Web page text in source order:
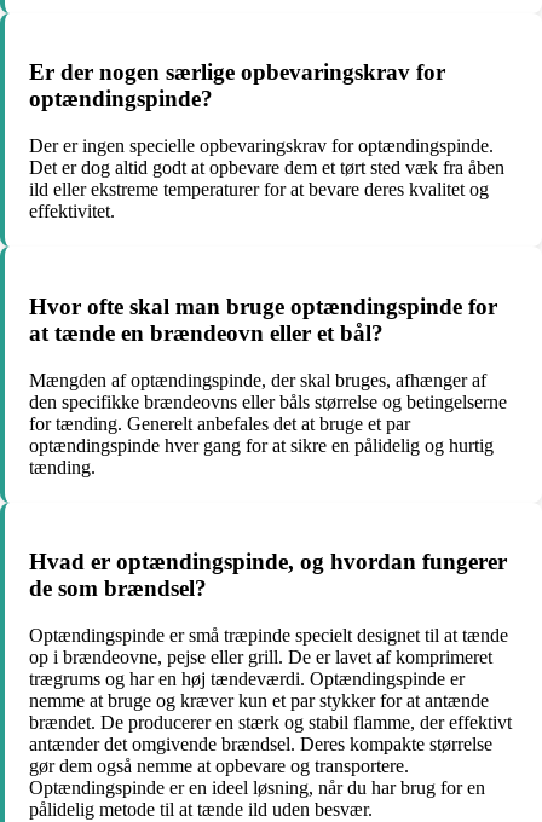
Er der nogen særlige opbevaringskrav for
optændingspinde?
Der er ingen specielle opbevaringskrav for optændingspinde.
Det er dog altid godt at opbevare dem et tørt sted væk fra åben
ild eller ekstreme temperaturer for at bevare deres kvalitet og
effektivitet.
Hvor ofte skal man bruge optændingspinde for
at tænde en brændeovn eller et bål?
Mængden af optændingspinde, der skal bruges, afhænger af
den specifikke brændeovns eller båls størrelse og betingelserne
for tænding. Generelt anbefales det at bruge et par
optændingspinde hver gang for at sikre en pålidelig og hurtig
tænding.
Hvad er optændingspinde, og hvordan fungerer
de som brændsel?
Optændingspinde er små træpinde specielt designet til at tænde
op i brændeovne, pejse eller grill. De er lavet af komprimeret
trægrums og har en høj tændeværdi. Optændingspinde er
nemme at bruge og kræver kun et par stykker for at antænde
brændet. De producerer en stærk og stabil flamme, der effektivt
antænder det omgivende brændsel. Deres kompakte størrelse
gør dem også nemme at opbevare og transportere.
Optændingspinde er en ideel løsning, når du har brug for en
pålidelig metode til at tænde ild uden besvær.